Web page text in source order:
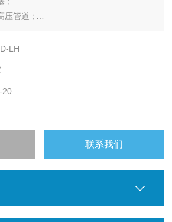
管道；
用二次表或流量计算机控制和显示流量；
LH
20
联系我们